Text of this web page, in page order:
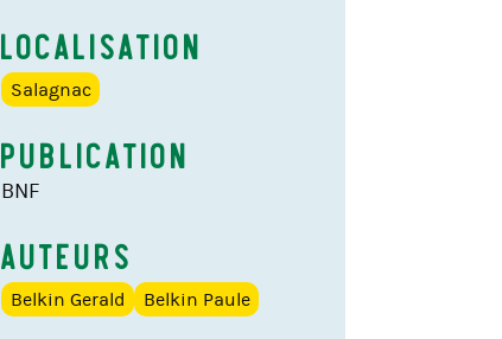
Localisation
Salagnac
Publication
BNF
Auteurs
Belkin Gerald Belkin Paule